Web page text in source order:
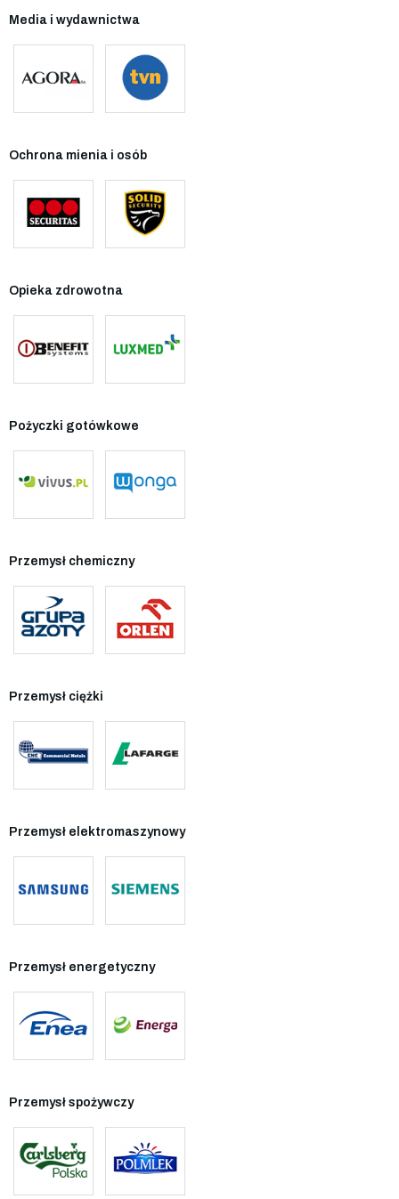
Media i wydawnictwa
Ochrona mienia i osób
Opieka zdrowotna
Pożyczki gotówkowe
Przemysł chemiczny
Przemysł ciężki
Przemysł elektromaszynowy
Przemysł energetyczny
Przemysł spożywczy